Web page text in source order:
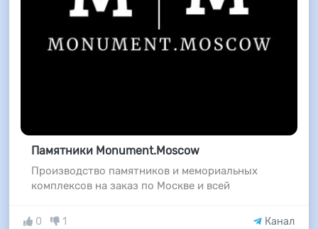
Памятники Monument.Moscow
Производство памятников и мемориальных
комплексов на заказ по Москве и всей
0 1 Канал